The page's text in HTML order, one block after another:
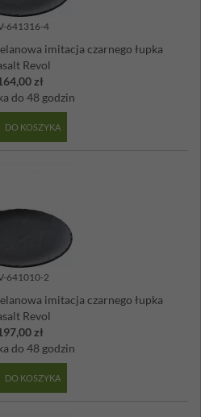
mikrofalowej, piekarniku i
641316-4
imitacja czarnego łupka
Revol
zł
do 48 godzin
DO KOSZYKA
641010-2
imitacja czarnego łupka
Revol
zł
do 48 godzin
DO KOSZYKA